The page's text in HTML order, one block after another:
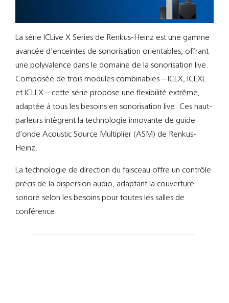
À propos
La série ICLive X Series de Renkus-Heinz est une gamme
avancée d’enceintes de sonorisation orientables, offrant
une polyvalence dans le domaine de la sonorisation live.
Composée de trois modules combinables – ICLX, ICLXL
et ICLLX – cette série propose une flexibilité extrême,
adaptée à tous les besoins en sonorisation live. Ces haut-
parleurs intègrent la technologie innovante de guide
d’onde Acoustic Source Multiplier (ASM) de Renkus-
Heinz.
La technologie de direction du faisceau offre un contrôle
précis de la dispersion audio, adaptant la couverture
sonore selon les besoins pour toutes les salles de
conférence.